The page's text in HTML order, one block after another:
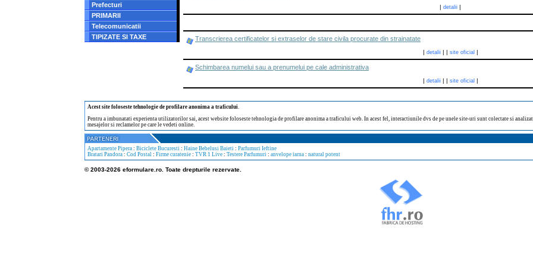
Prefecturi
PRIMARII
Telecomunicatii
TIPIZATE SI TAXE
| detalii |
Transcrierea certificatelor si extraselor de stare civila procurate din strainatate
| detalii| | site oficial|
Schimbarea numelui sau a prenumelui pe cale administrativa
| detalii| | site oficial|
Acest site foloseste tehnologie de profilare anonima a traficului.
Pentru a imbunatati experienta utilizatorilor sai, acest website foloseste tehnologia de profilare anonima a traficului web. In acest fel, interactiunile dvs de pe unele site-uri sunt colectate si
mesajelor si reclamelor pe care le vedeti online.
Apartamente Pipera : Biciclete Bucuresti : Haine Bebelusi Baieti : Parfumuri Ieftine
Bratari Pandora : Cod Postal : Firme curatenie : TVR 1 Live : Testere Parfumuri : anvelope iarna : natural potent
© 2003-2026 eformulare.ro. Toate drepturile rezervate.